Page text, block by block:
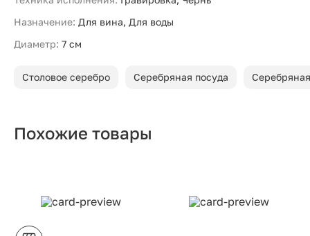
Назначение: Для вина, Для воды
Диаметр: 7 см
Столовое серебро Серебряная посуда
Похожие товары